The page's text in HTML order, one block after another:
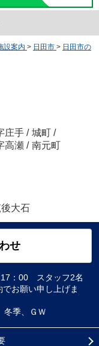
設案内 > 日田市 > 日田市の
庄手 / 城町 /
高瀬 / 南元町
大石
せ
：00 スタッフ2名
お願い申し上げま
冬季、ＧＷ